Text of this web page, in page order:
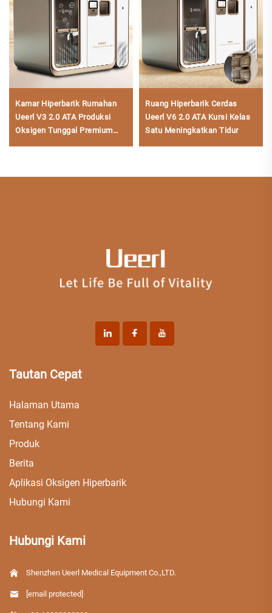
Kamar Hiperbarik Rumahan
Ueerl V3 2.0 ATA Produksi
Oksigen Tunggal Premium
Ruang Hiperbarik Cerdas
Ueerl V6 2.0 ATA Kursi Kelas
Satu Meningkatkan Tidur
Tautan Cepat
Halaman Utama
Tentang Kami
Produk
Berita
Aplikasi Oksigen Hiperbarik
Hubungi Kami
Hubungi Kami
Shenzhen Ueerl Medical Equipment Co.,LTD.
[email protected]